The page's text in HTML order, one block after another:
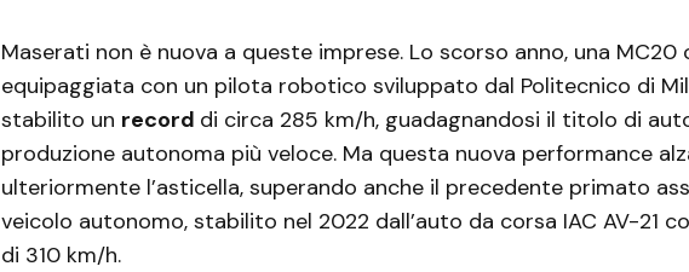
Maserati non è nuova a queste imprese. Lo scorso anno, una MC20
equipaggiata con un pilota robotico sviluppato dal Politecnico di
stabilito un record di circa 285 km/h, guadagnandosi il titolo di
produzione autonoma più veloce. Ma questa nuova performance
ulteriormente l’asticella, superando anche il precedente primato
veicolo autonomo, stabilito nel 2022 dall’auto da corsa IAC AV-21
di 310 km/h.